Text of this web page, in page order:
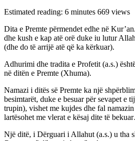
Estimated reading: 6 minutes 669 views
Dita e Premte përmendet edhe në
dhe kush e kap atë orë duke iu lutur
(dhe do të arrijë atë që ka kërkuar).
Adhurimi dhe tradita e Profetit (a.s.)
në ditën e Premte (Xhuma).
Namazi i ditës së Premte ka një
besimtarët, duke e besuar për sevapet e
trupin), vishet me kujdes dhe fal namazin
lartësohet me vlerat e kësaj dite të
Një ditë, i Dërguari i Allahut (a.s.) u tha